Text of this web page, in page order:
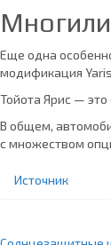
Еще одна
модификация
Тойота Ярис —
В общем,
с множеством
Источник